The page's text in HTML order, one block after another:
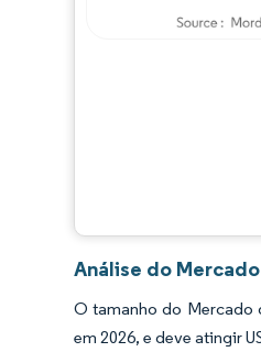
Análise do
O tamanho do Mercado
em 2026, e deve atingir